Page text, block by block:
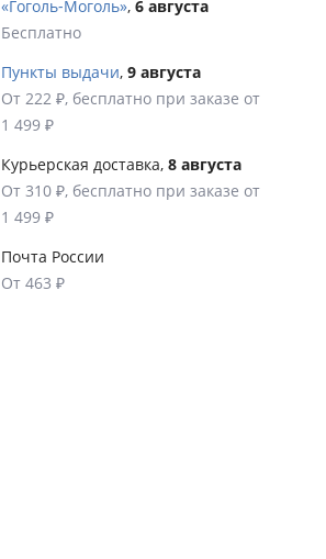
«Гоголь‑Моголь», 6 августа
Бесплатно
Пункты выдачи, 9 августа
От 222 ₽, бесплатно при заказе от
1 499 ₽
Курьерская доставка, 8 августа
От 310 ₽, бесплатно при заказе от
1 499 ₽
Почта России
От 463 ₽